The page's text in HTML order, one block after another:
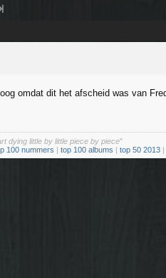
omdat dit het afscheid was van
dying little by little piece by piece"
100 nummers | top 100 albums | top 50 2013 |